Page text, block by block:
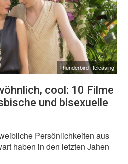
Thunderbird Releasing
cool: 10 Filme
und bisexuelle
Persönlichkeiten aus
haben in den letzten Jahen